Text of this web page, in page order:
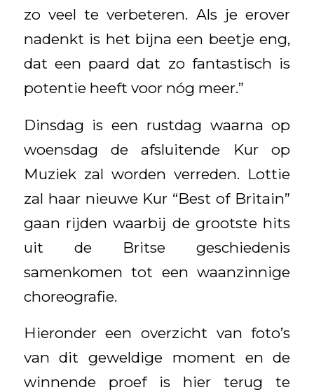
zo veel te verbeteren. Als je erover
nadenkt is het bijna een beetje eng,
dat een paard dat zo fantastisch is
potentie heeft voor nóg meer.”
Dinsdag is een rustdag waarna op
woensdag de afsluitende Kur op
Muziek zal worden verreden. Lottie
zal haar nieuwe Kur “Best of Britain”
gaan rijden waarbij de grootste hits
uit de Britse geschiedenis
samenkomen tot een waanzinnige
choreografie.
Hieronder een overzicht van foto’s
van dit geweldige moment en de
winnende proef is hier terug te